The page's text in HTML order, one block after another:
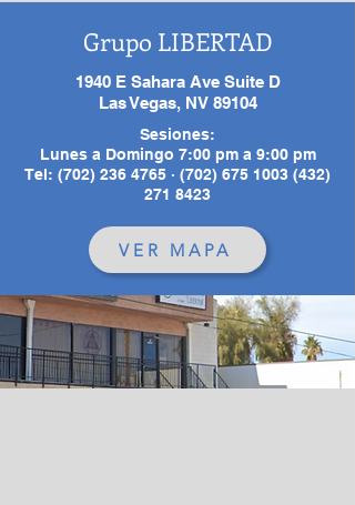
Grupo LIBERTAD
1940 E Sahara Ave Suite D
Las Vegas, NV 89104
Sesiones:
Lunes a Domingo 7:00 pm a 9:00 pm
Tel: (702) 236 4765 · (702) 675 1003 (432)
271 8423
VER MAPA